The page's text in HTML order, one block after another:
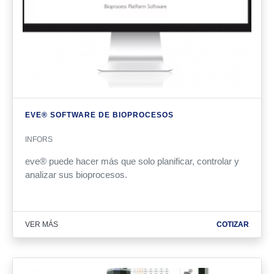
EVE® SOFTWARE DE BIOPROCESOS
INFORS
eve® puede hacer más que solo planificar, controlar y
analizar sus bioprocesos.
VER MÁS COTIZAR